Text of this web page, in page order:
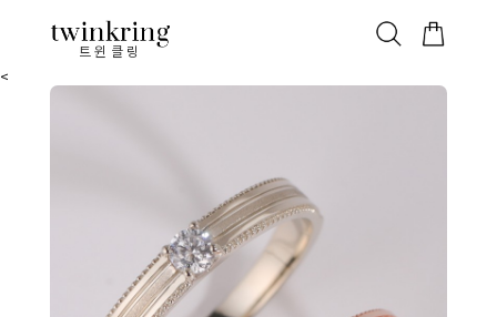
트윈클링
ALL 베스트 안쪽막음 웨딩/다이아 가드링/반지
<